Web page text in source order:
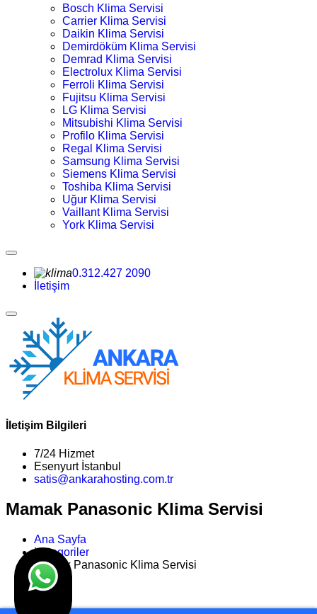
Bosch Klima Servisi
Carrier Klima Servisi
Daikin Klima Servisi
Demirdöküm Klima Servisi
Demrad Klima Servisi
Electrolux Klima Servisi
Ferroli Klima Servisi
Fujitsu Klima Servisi
LG Klima Servisi
Mitsubishi Klima Servisi
Profilo Klima Servisi
Regal Klima Servisi
Samsung Klima Servisi
Siemens Klima Servisi
Toshiba Klima Servisi
Uğur Klima Servisi
Vaillant Klima Servisi
York Klima Servisi
0.312.427 2090
İletişim
İletişim Bilgileri
7/24 Hizmet
Esenyurt İstanbul
satis@ankarahosting.com.tr
Mamak Panasonic Klima Servisi
Ana Sayfa
Kategoriler
Mamak Panasonic Klima Servisi
>>